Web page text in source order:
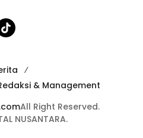
& Management
All Right Reserved.
NUSANTARA.